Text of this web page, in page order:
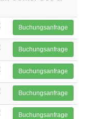
Buchungsanfrage
Buchungsanfrage
Buchungsanfrage
Buchungsanfrage
Buchungsanfrage